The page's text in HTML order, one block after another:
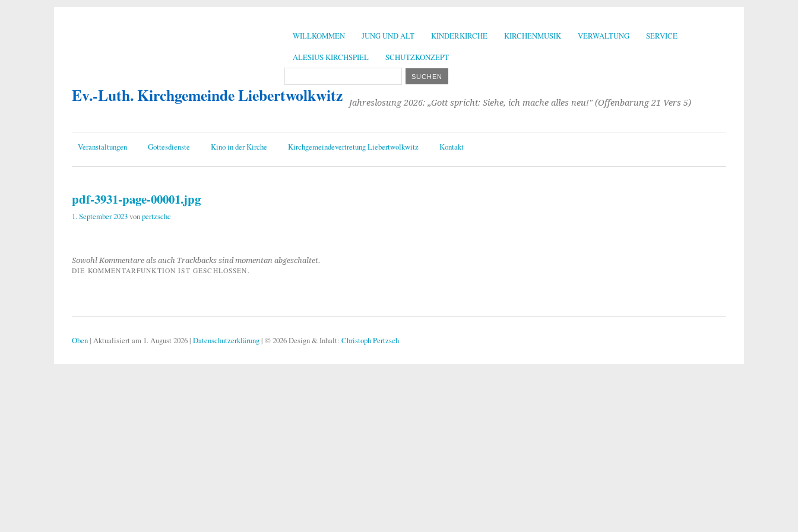
WILLKOMMEN JUNG UND ALT KINDERKIRCHE KIRCHENMUSIK VERWALTUNG
SERVICE
ALESIUS KIRCHSPIEL
SCHUTZKONZEPT
Ev.-Luth. Kirchgemeinde Liebertwolkwitz Jahreslosung 2026: „Gott spricht: Siehe, ich mache alles neu!" (Offenbarung 21 Vers 5)
Veranstaltungen Gottesdienste Kino in der Kirche Kirchgemeindevertretung Liebertwolkwitz Kontakt
pdf-3931-page-00001.jpg
1. September 2023vonpertzschc
Sowohl Kommentare als auch Trackbacks sind momentan abgeschaltet.
DIE KOMMENTARFUNKTION IST GESCHLOSSEN.
Oben | Aktualisiert am 1. August 2026 | Datenschutzerklärung | © 2026 Design & Inhalt: Christoph Pertzsch